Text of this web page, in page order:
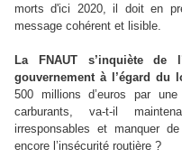
morts d'ici 2020, il doit en
message cohérent et lisible.
La FNAUT s’inquiète de
gouvernement à l’égard du
500 millions d’euros par
carburants, va-t-il
irresponsables et manquer
encore l’insécurité routière ?